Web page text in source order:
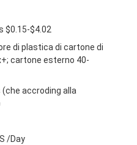
$0.15-$4.02
di plastica di cartone di
cartone esterno 40-
(che accroding alla
/Day